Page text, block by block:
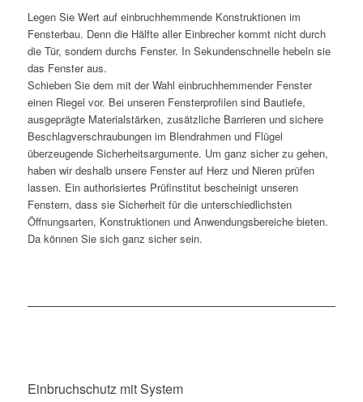
Legen Sie Wert auf einbruchhemmende Konstruktionen im
Fensterbau. Denn die Hälfte aller Einbrecher kommt nicht durch
die Tür, sondern durchs Fenster. In Sekundenschnelle hebeln sie
das Fenster aus.
Schieben Sie dem mit der Wahl einbruchhemmender Fenster
einen Riegel vor. Bei unseren Fensterprofilen sind Bautiefe,
ausgeprägte Materialstärken, zusätzliche Barrieren und sichere
Beschlagverschraubungen im Blendrahmen und Flügel
überzeugende Sicherheitsargumente. Um ganz sicher zu gehen,
haben wir deshalb unsere Fenster auf Herz und Nieren prüfen
lassen. Ein authorisiertes Prüfinstitut bescheinigt unseren
Fenstern, dass sie Sicherheit für die unterschiedlichsten
Öffnungsarten, Konstruktionen und Anwendungsbereiche bieten.
Da können Sie sich ganz sicher sein.
Einbruchschutz mit System